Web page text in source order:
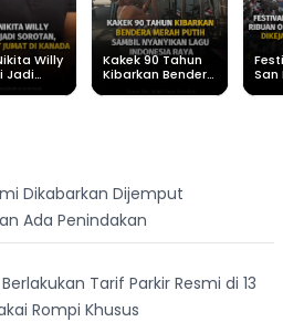
Willy
Jadi
Kakek 90 Tahun
Kibarkan Bendera
San
Dikabarkan Dijemput
Ada Penindakan
Tarif Parkir Resmi di 13
Rompi Khusus